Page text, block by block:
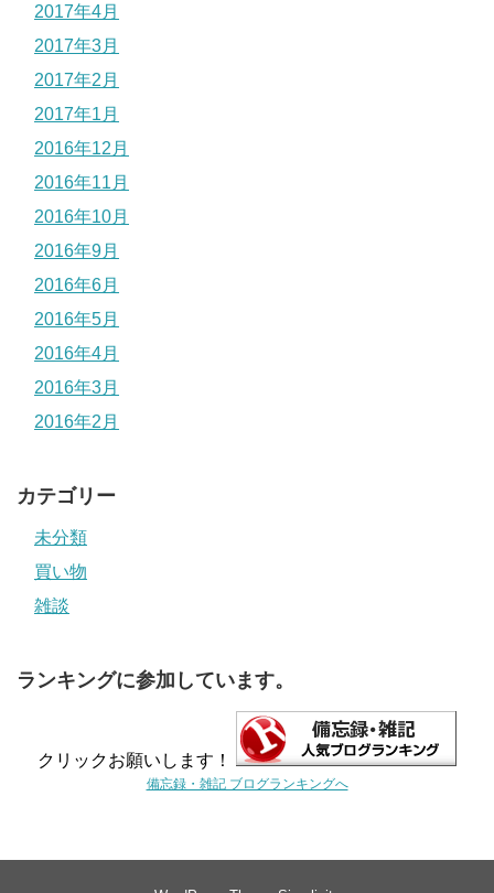
2017年4月
2017年3月
2017年2月
2017年1月
2016年12月
2016年11月
2016年10月
2016年9月
2016年6月
2016年5月
2016年4月
2016年3月
2016年2月
カテゴリー
未分類
買い物
雑談
ランキングに参加しています。
クリックお願いします！
備忘録・雑記 ブログランキングへ